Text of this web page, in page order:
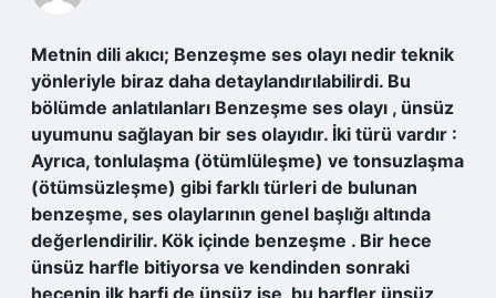
Metnin dili akıcı; Benzeşme ses olayı nedir teknik
yönleriyle biraz daha detaylandırılabilirdi. Bu
bölümde anlatılanları Benzeşme ses olayı , ünsüz
uyumunu sağlayan bir ses olayıdır. İki türü vardır :
Ayrıca, tonlulaşma (ötümlüleşme) ve tonsuzlaşma
(ötümsüzleşme) gibi farklı türleri de bulunan
benzeşme, ses olaylarının genel başlığı altında
değerlendirilir. Kök içinde benzeşme . Bir hece
ünsüz harfle bitiyorsa ve kendinden sonraki
hecenin ilk harfi de ünsüz ise, bu harfler ünsüz